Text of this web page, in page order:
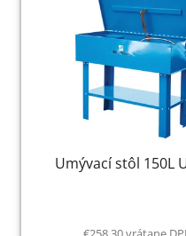
Umývací stôl 150L